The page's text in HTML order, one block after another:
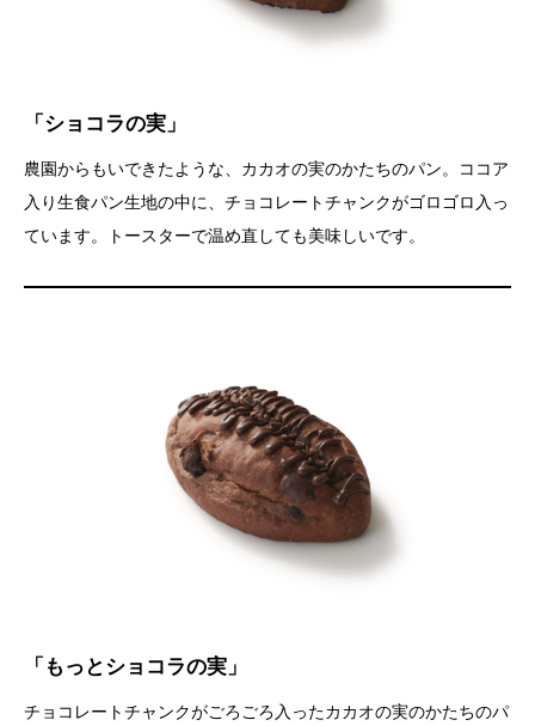
「ショコラの実」
農園からもいできたような、カカオの実のかたちのパン。ココア
入り生食パン生地の中に、チョコレートチャンクがゴロゴロ入っ
ています。トースターで温め直しても美味しいです。
「もっとショコラの実」
チョコレートチャンクがごろごろ入ったカカオの実のかたちのパ